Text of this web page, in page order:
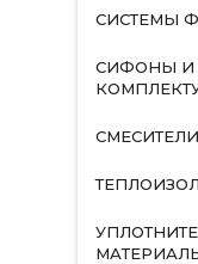
СИСТЕМЫ
СИФОНЫ И